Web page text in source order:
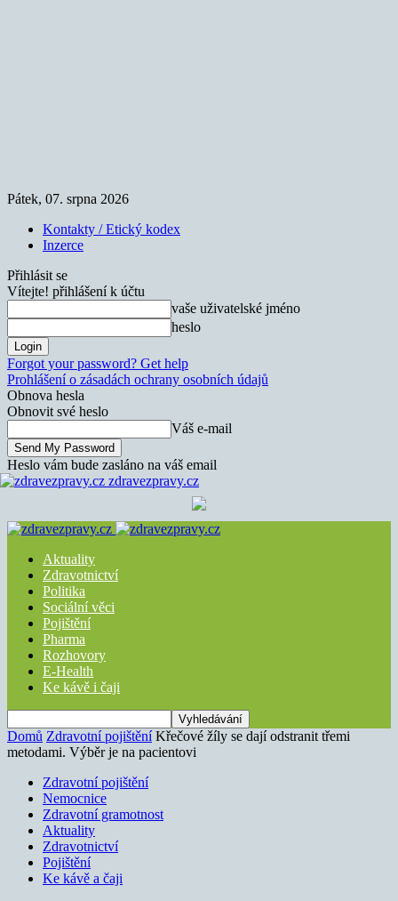
Pátek, 07. srpna 2026
Kontakty / Etický kodex
Inzerce
Přihlásit se
Vítejte! přihlášení k účtu
vaše uživatelské jméno
heslo
Forgot your password? Get help
Prohlášení o zásadách ochrany osobních údajů
Obnova hesla
Obnovit své heslo
Váš e-mail
Heslo vám bude zasláno na váš email
zdravezpravy.cz
Aktuality
Zdravotnictví
Politika
Sociální věci
Pojištění
Pharma
Rozhovory
E-Health
Ke kávě i čaji
Domů Zdravotní pojištění Křečové žíly se dají odstranit třemi
metodami. Výběr je na pacientovi
Zdravotní pojištění
Nemocnice
Zdravotní gramotnost
Aktuality
Zdravotnictví
Pojištění
Ke kávě a čaji